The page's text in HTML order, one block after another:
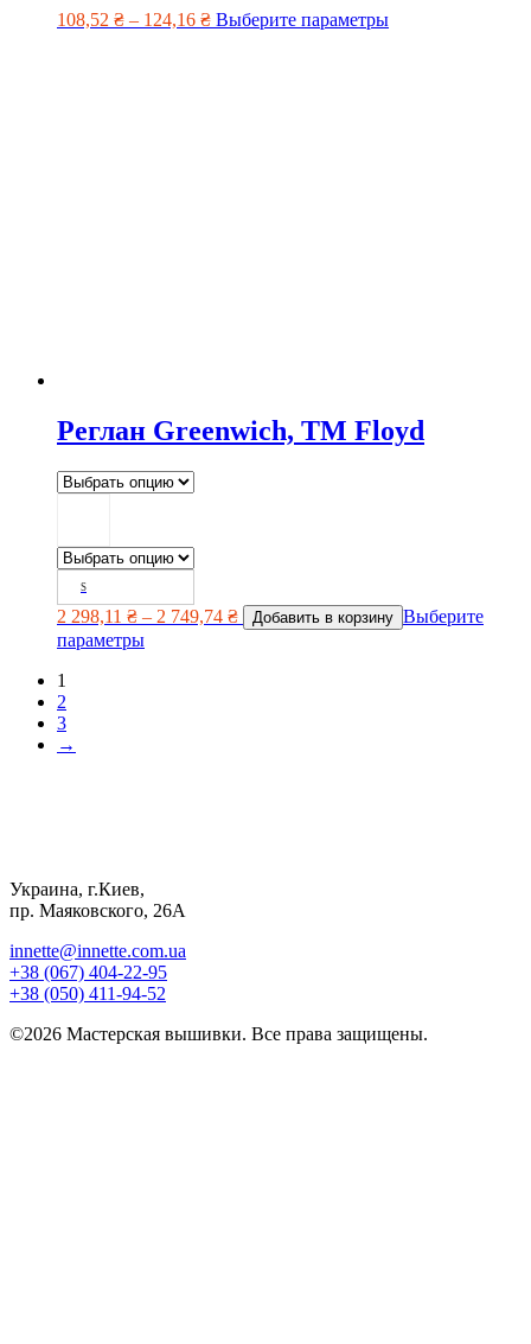
108,52 ₴ – 124,16 ₴ Выберите параметры
Реглан Greenwich, ТМ Floyd
S
2 298,11 ₴ – 2 749,74 ₴ Добавить в корзину Выберите
параметры
1
2
3
→
Украина, г.Киев,
пр. Маяковского, 26А
innette@innette.com.ua
+38 (067) 404-22-95
+38 (050) 411-94-52
©2026 Мастерская вышивки. Все права защищены.